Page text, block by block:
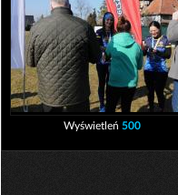
Wyświetleń 500